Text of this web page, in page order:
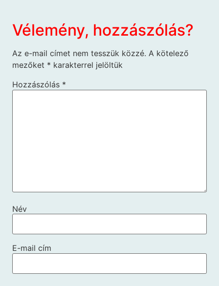
Vélemény, hozzászólás?
Az e-mail címet nem tesszük közzé. A kötelező
mezőket * karakterrel jelöltük
Hozzászólás *
Név
E-mail cím